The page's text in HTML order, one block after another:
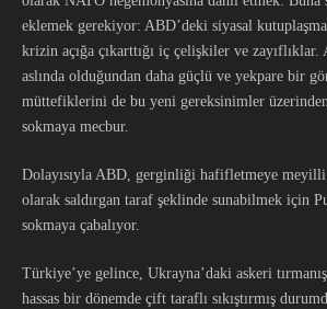
eklemek gerekiyor: ABD’deki siyasal
krizin açığa çıkarttığı iç çelişkiler ve
aslında olduğundan daha güçlü ve yekpare bir
müttefiklerini de bu yeni gereksinimler
sokmaya mecbur.
Dolayısıyla ABD, gerginliği hafifletmeye meyilli
olarak saldırgan taraf şeklinde sunabilmek için
sokmaya çabalıyor.
Türkiye’ye gelince, Ukrayna’daki askeri
hassas bir dönemde çift taraflı sıkıştırmış